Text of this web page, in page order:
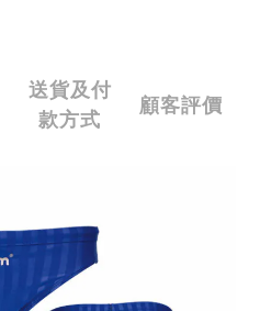
送貨及付
款方式
顧客評價